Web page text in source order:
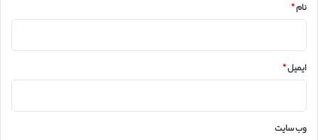
نام*
ایمیل*
وب‌ سایت